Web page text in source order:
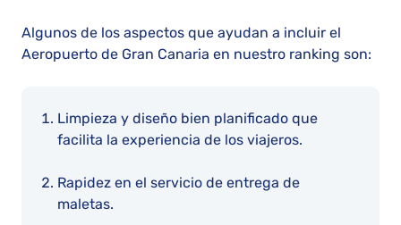
Algunos de los aspectos que ayudan a incluir el
Aeropuerto de Gran Canaria en nuestro ranking son:
Limpieza y diseño bien planificado que
facilita la experiencia de los viajeros.
Rapidez en el servicio de entrega de
maletas.